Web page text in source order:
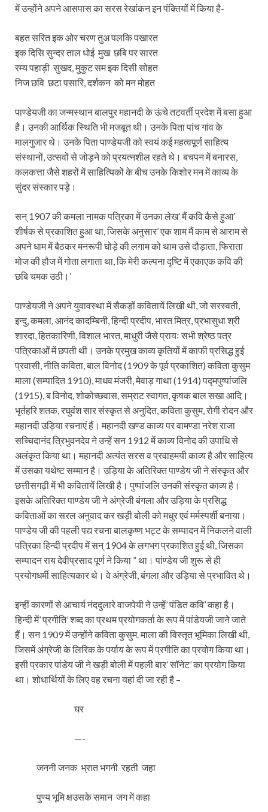
में उन्होंने अपने आसपास का सरस रेखांकन इन पंक्तियों में किया है-
बहत सरित इक ओर चरण तुअ पलकि पखारत
इक दिसि सुन्दर ताल धोई मुख छबि पर सारत
रम्य पहाड़ी सुखद, मुकुट सम इक दिसी सोहत
निज छवि छटा पसारि, दर्शकन को मन मोहत
पाण्डेयजी का जन्मस्थान बालपुर महानदी के ऊंचे तटवर्ती प्रदेश में बसा हुआ
है। उनकी आर्थिक स्थिति भी मजबूत थी। उनके पिता पांच गांव के
मालगुजार थे। उनके पिता पाण्डेयजी को स्वयं कई महत्वपूर्ण साहित्य
संस्थानों, उत्सवों से जोड़ने को प्रयत्नशील रहते थे। बचपन में बनारस,
कलकत्ता जैसे शहरों में साहित्यिकों के बीच उनके किशोर मन में काव्य के
सुंदर संस्कार पड़े।
सन् 1907 की कमला नामक पत्रिका में उनका लेख’ मैं कवि कैसे हुआ’
शीर्षक से प्रकाशित हुआ था, जिसके अनुसार’ एक शाम मैं काम से आराम से
अपने धाम में बैठकर मनरूपी घोड़े की लगाम को थाम उसे दौड़ाता, फिराता
मोज की हौज में गोता लगाता था, कि मेरी कल्पना दृष्टि में एकाएक कवि की
छबि चमक उठी।’
पाण्डेयजी ने अपने युवावस्था में सैकड़ों कवितायें लिखी थी, जो सरस्वती,
इन्दु, कमला, आनंद कादम्बिनी, हिन्दी प्रदीप, भारत मित्र, प्रभासुधा श्री
शारदा, हितकारिणी, विशाल भारत, माधुरी जैसे प्रायः सभी श्रेष्ठ पत्र
पत्रिकाओं में छपती थी। उनके प्रमुख काव्य कृतियों में काफी प्रसिद्ध हुई
प्रवासी, नीति कविता, बाल विनोद (1909 के पूर्व प्रकाशित) कविता कुसुम
माला (सम्पादित 1910), माधव मंजरी, मेवाड़ गाथा (1914) पद्मपुष्पांजलि
(1915), ब विनोद, शोकोच्छवास, सम्राट स्वागत, कृषक बाल सखा आदि।
भृर्तहरि शतक, रघुवंश सार संस्कृत से अनुदित, कविता कुसुम, रोगी रोदन और
महानदी उड़िया रचनाएं हैं। महानदी खण्ड काव्य पर वामण्डा नरेश राजा
सच्चिदानंद त्रिभुवनदेव ने उन्हें सन 1912 में काव्य विनोद की उपाधि से
अलंकृत किया था। महानदी अत्यंत सरस व प्रवाहमयी काव्य है और साहित्य
में उसका यथेष्ट सम्मान है। उड़िया के अतिरिक्त पाण्डेय जी ने संस्कृत और
छत्तीसगढ़ी में भी कवितायें लिखी है। पुष्पांजलि उनकी संस्कृत काव्य है।
इसके अतिरिक्त पाण्डेय जी ने अंग्रेजी बंगला और उड़िया के प्रसिद्ध
कविताओं का सरल अनुवाद कर खड़ी बोली को मधुर एवं मर्मस्पर्शी बनाया।
पाण्डेय जी की पहली पद्य रचना बालकृष्ण भट्ट के सम्पादन में निकलने वाली
पत्रिका हिन्दी प्रदीप में सन् 1904 के लगभग प्रकाशित हुई थी, जिसका
सम्पादन राय देवीप्रसाद पूर्ण ने किया ” था। पांण्डेय जी शुरू से ही
प्रयोगधर्मी साहित्यकार थे। वे अंग्रेजी, बंगला और उड़िया से प्रभावित थे।
इन्हीं कारणों से आचार्य नंददुलारे वाजपेयी ने उन्हें’ पंडित कवि’ कहा है।
हिन्दी में’ प्रगीति’ शब्द का प्रथम प्रयोगकर्ता के रूप में पांडेयजी जाने जाते
हैं। सन 1909 में उन्होंने कविता कुसुम. माला की विस्तृत भूमिका लिखी थी,
जिसमें अंग्रेजी के लिरिक के पर्याय के रूप में प्रगीति का प्रयोग किया था।
इसी प्रकार पांडेय जी ने खड़ी बोली में पहली बार’ सॉनेट’ का प्रयोग किया
था। शोधार्थियों के लिए वह रचना यहां दी जा रही है –
घर
—-
जननी जनक भ्रात भगनी रहती जहा
पुण्य भूमि क्षउसके समान जग में कहा